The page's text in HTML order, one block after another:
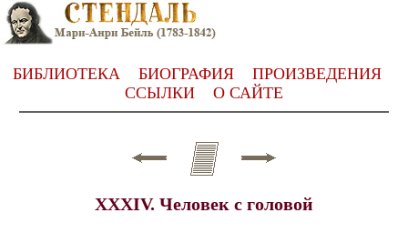
БИБЛИОТЕКА БИОГРАФИЯ
ПРОИЗВЕДЕНИЯ
ССЫЛКИ
О САЙТЕ
XXXIV. Человек с головой